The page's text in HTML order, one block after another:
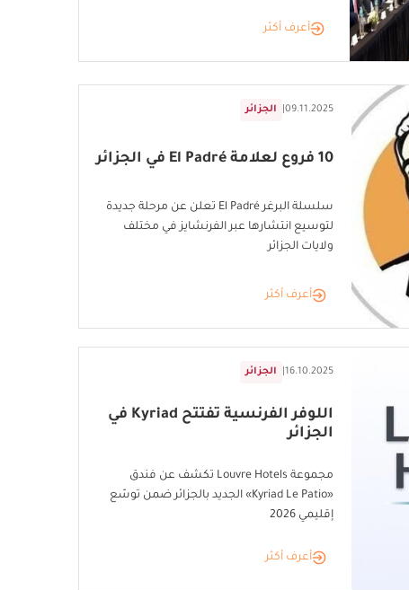
أعرف أكثر
الجزائر 09.11.2025
10 فروع لعلامة El Padré في الجزائر
سلسلة البرغر El Padré تعلن عن مرحلة جديدة
لتوسيع انتشارها عبر الفرنشايز في مختلف
ولايات الجزائر
أعرف أكثر
الجزائر 16.10.2025
اللوفر الفرنسية تفتتح Kyriad في
الجزائر
مجموعة Louvre Hotels تكشف عن فندق
«Kyriad Le Patio» الجديد بالجزائر ضمن توسّع
إقليمي 2026
أعرف أكثر